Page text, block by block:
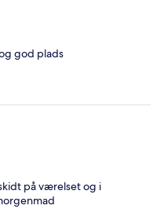
god plads
på værelset og i